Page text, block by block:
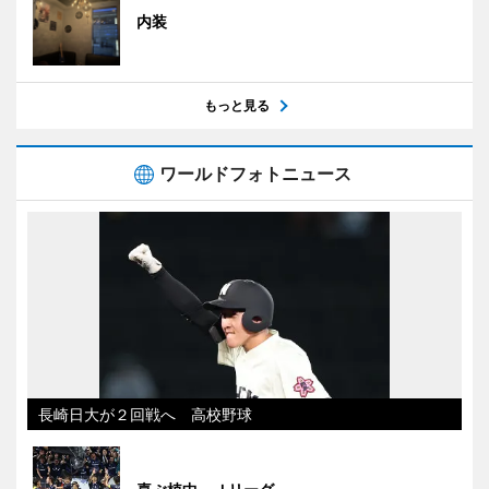
内装
もっと見る
ワールドフォトニュース
長崎日大が２回戦へ 高校野球